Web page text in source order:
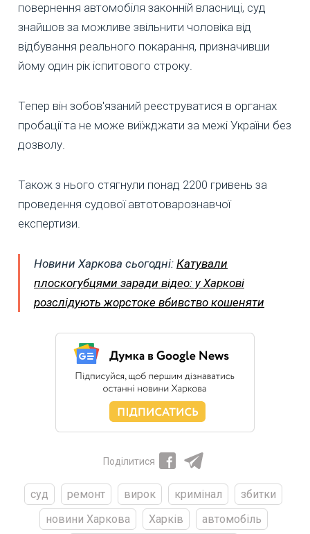
повернення автомобіля законній власниці, суд
знайшов за можливе звільнити чоловіка від
відбування реального покарання, призначивши
йому один рік іспитового строку.
Тепер він зобов'язаний реєструватися в органах
пробації та не може виїжджати за межі України без
дозволу.
Також з нього стягнули понад 2200 гривень за
проведення судової автотоварознавчої
експертизи.
Новини Харкова сьогодні: Катували
плоскогубцями заради відео: у Харкові
розслідують жорстоке вбивство кошеняти
Поділитися
суд ремонт вирок кримінал
збитки
новини Харкова
Харків автомобіль